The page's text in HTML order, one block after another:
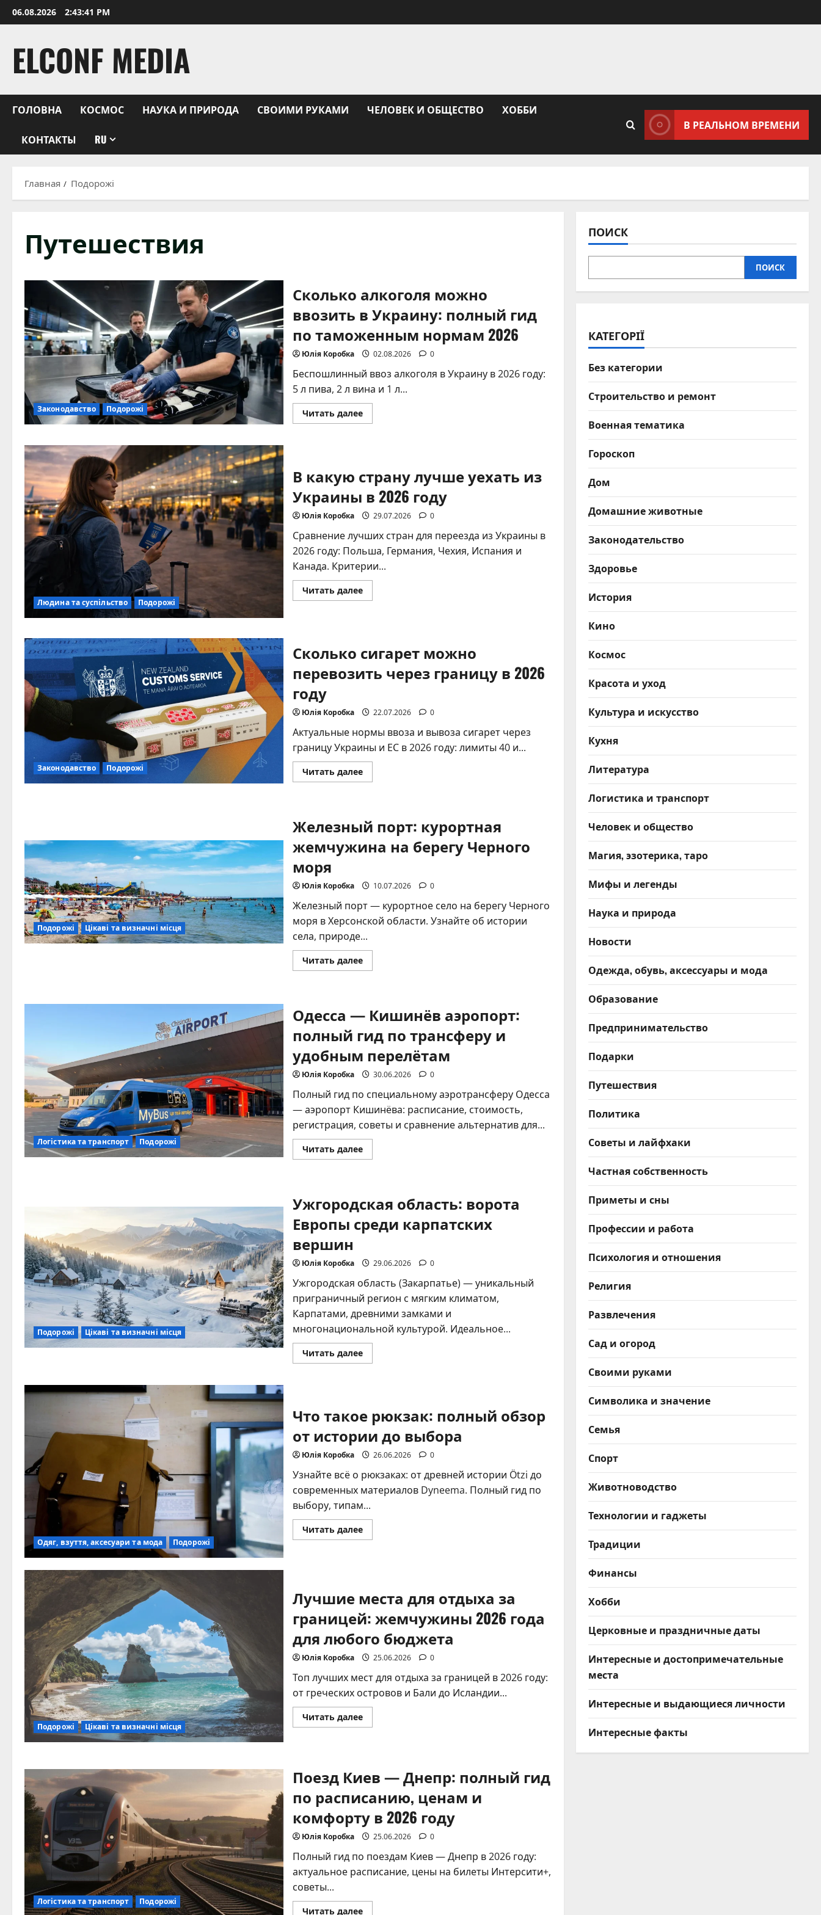
Перейти
к
06.08.2026 2:43:42 PM
ELCONF MEDIA
ГОЛОВНА КОСМОС НАУКА И ПРИРОДА СВОИМИ РУКАМИ ЧЕЛОВЕК И ОБЩЕСТВО ХОББИ
КОНТАКТЫ RU
В РЕАЛЬНОМ ВРЕМЕНИ
Главная Подорожі
Путешествия
Законодавство Подорожі
Сколько алкоголя можно
ввозить в Украину: полный гид
по таможенным нормам 2026
Юлія Коробка 02.08.2026 0
Беспошлинный ввоз алкоголя в Украину в 2026 году:
5 л пива, 2 л вина и 1 л...
Читать далееПрочитать
больше
в
Украину:
полный
гид
по
таможенным
2026
Людина та суспільство Подорожі
В какую страну лучше уехать из
Украины в 2026 году
Юлія Коробка 29.07.2026 0
Сравнение лучших стран для переезда из Украины в
2026 году: Польша, Германия, Чехия, Испания и
Канада. Критерии...
Читать далееПрочитать
больше
уехать
из
Украины
в
Законодавство Подорожі
Сколько сигарет можно
перевозить через границу в 2026
году
Юлія Коробка 22.07.2026 0
Актуальные нормы ввоза и вывоза сигарет через
границу Украины и ЕС в 2026 году: лимиты 40 и...
Читать далееПрочитать
больше
перевозить
через
границу
в
2026
Подорожі Цікаві та визначні місця
Железный порт: курортная
жемчужина на берегу Черного
моря
Юлія Коробка 10.07.2026 0
Железный порт — курортное село на берегу Черного
моря в Херсонской области. Узнайте об истории
села, природе...
Читать далееПрочитать
больше
жемчужина
на
Черного
моря
Логістика та транспорт Подорожі
Одесса — Кишинёв аэропорт:
полный гид по трансферу и
удобным перелётам
Юлія Коробка 30.06.2026 0
Полный гид по специальному аэротрансферу Одесса
— аэропорт Кишинёва: расписание, стоимость,
регистрация, советы и сравнение альтернатив для...
Читать далееПрочитать
больше
аэропорт:
полный
по
трансферу
перелётам
Подорожі Цікаві та визначні місця
Ужгородская область: ворота
Европы среди карпатских
вершин
Юлія Коробка 29.06.2026 0
Ужгородская область (Закарпатье) — уникальный
приграничный регион с мягким климатом,
Карпатами, древними замками и
многонациональной культурой. Идеальное...
Читать далееПрочитать
больше
среди
карпатских
вершин
Одяг, взуття, аксесуари та мода Подорожі
Что такое рюкзак: полный обзор
от истории до выбора
Юлія Коробка 26.06.2026 0
Узнайте всё о рюкзаках: от древней истории Ötzi до
современных материалов Dyneema. Полный гид по
выбору, типам...
Читать далееПрочитать
больше
от
истории
до
выбора
Подорожі Цікаві та визначні місця
Лучшие места для отдыха за
границей: жемчужины 2026 года
для любого бюджета
Юлія Коробка 25.06.2026 0
Топ лучших мест для отдыха за границей в 2026 году:
от греческих островов и Бали до Исландии...
Читать далееПрочитать
больше
за
границей:
жемчужины
2026
для
любого
бюджета
Логістика та транспорт Подорожі
Поезд Киев — Днепр: полный гид
по расписанию, ценам и
комфорту в 2026 году
Юлія Коробка 25.06.2026 0
Полный гид по поездам Киев — Днепр в 2026 году:
актуальное расписание, цены на билеты Интерсити+,
советы...
Читать далееПрочитать
ПОИСК
ПОИСК
КАТЕГОРІЇ
Без категории
Строительство и ремонт
Военная тематика
Гороскоп
Дом
Домашние животные
Законодательство
Здоровье
История
Кино
Космос
Красота и уход
Культура и искусство
Кухня
Литература
Логистика и транспорт
Человек и общество
Магия, эзотерика, таро
Мифы и легенды
Наука и природа
Новости
Одежда, обувь, аксессуары и мода
Образование
Предпринимательство
Подарки
Путешествия
Политика
Советы и лайфхаки
Частная собственность
Приметы и сны
Профессии и работа
Психология и отношения
Религия
Развлечения
Сад и огород
Своими руками
Символика и значение
Семья
Спорт
Животноводство
Технологии и гаджеты
Традиции
Финансы
Хобби
Церковные и праздничные даты
Интересные и достопримечательные
места
Интересные и выдающиеся личности
Интересные факты